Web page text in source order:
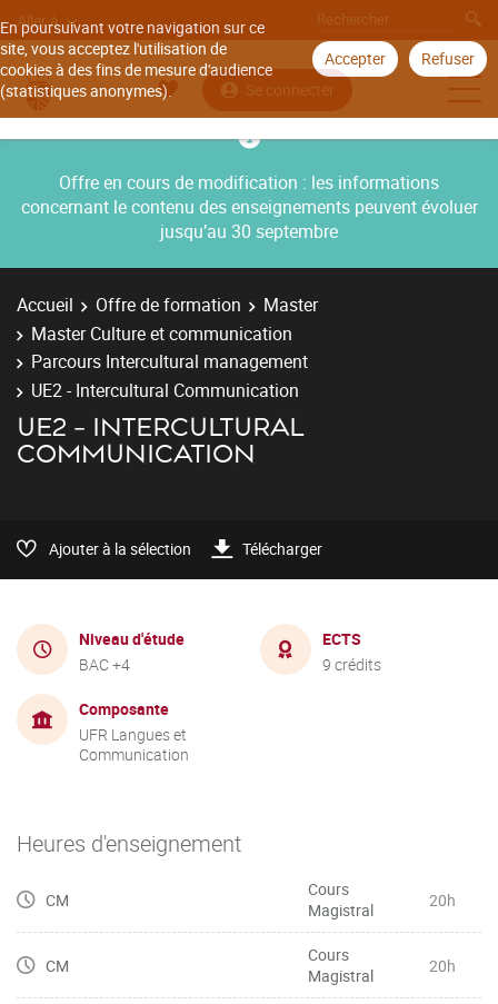
En poursuivant votre navigation sur ce
site, vous acceptez l'utilisation de
cookies à des fins de mesure d'audience
(statistiques anonymes).
Accepter Refuser
Aller à
Se connecter
Offre en cours de modification : les informations
concernant le contenu des enseignements peuvent évoluer
jusqu’au 30 septembre
Accueil Offre de formation
Master
Master Culture et communication
Parcours Intercultural management
UE2 - Intercultural Communication
UE2 - INTERCULTURAL
COMMUNICATION
Ajouter à la sélection Télécharger
Niveau d'étude
BAC +4
ECTS
9 crédits
Composante
UFR Langues et
Communication
Heures d'enseignement
CM
Cours
Magistral
20h
CM
Cours
Magistral
20h